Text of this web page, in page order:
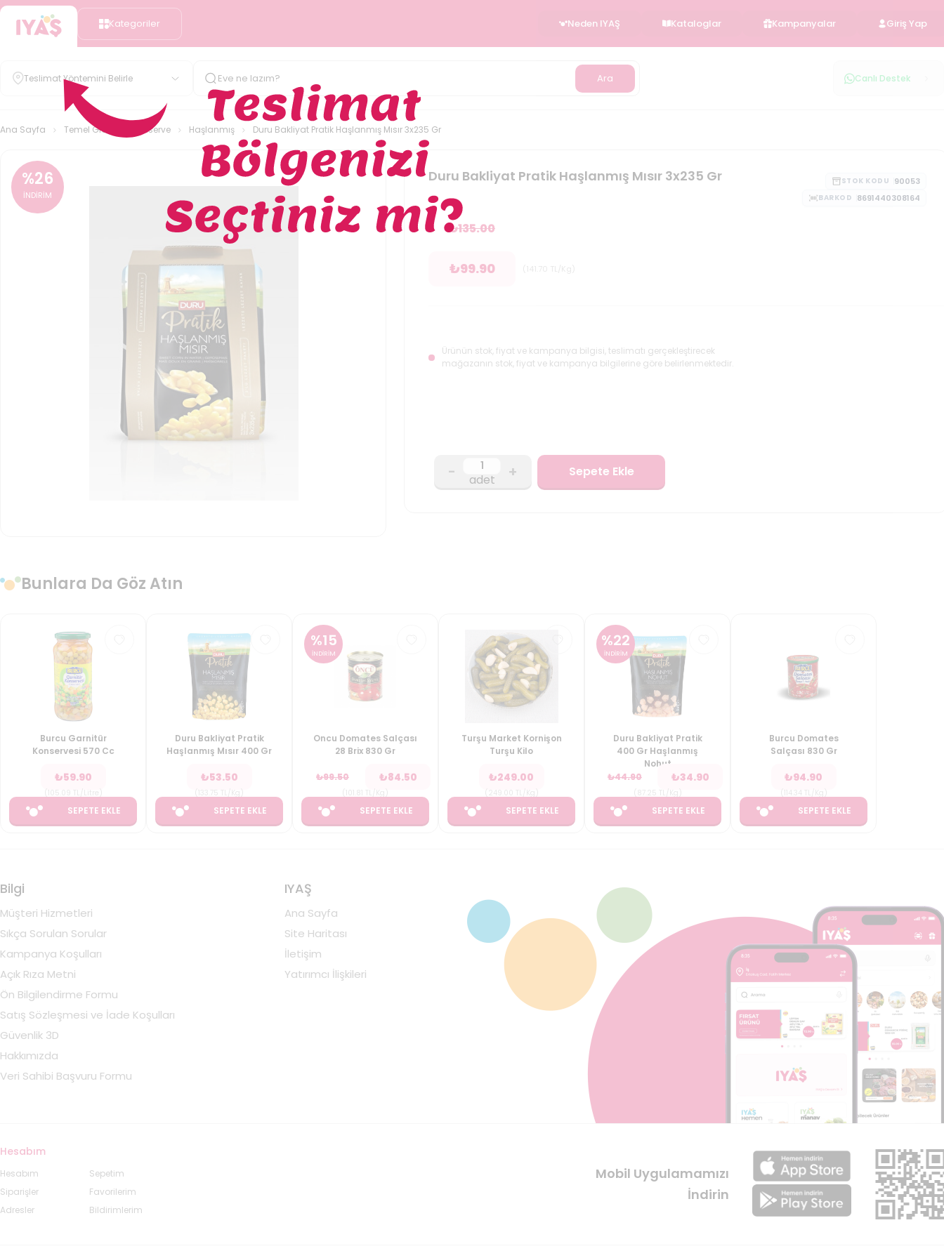
Kategoriler Neden IYAŞ Kataloglar Kampanyalar Giriş Yap
Teslimat Yöntemini Belirle Ara Canlı Destek
Ana Sayfa Temel Gıda Konserve Haşlanmış Duru Bakliyat Pratik Haşlanmış Mısır 3x235 Gr
%26
İNDİRİM
Duru Bakliyat Pratik Haşlanmış Mısır 3x235 Gr STOK KODU 90053
BARKOD 8691440308164
₺135.00
₺99.90
Ürünün stok, fiyat ve kampanya bilgisi, teslimatı gerçekleştirecek
mağazanın stok, fiyat ve kampanya bilgilerine göre belirlenmektedir.
- adet + Sepete Ekle
Bunlara Da Göz Atın
Burcu Garnitür
Konservesi 570 Cc
₺59.90
SEPETE EKLE
Duru Bakliyat Pratik
Haşlanmış Mısır 400 Gr
₺53.50
SEPETE EKLE
%15
İNDİRİM
Oncu Domates Salçası
28 Brix 830 Gr
₺99.50 ₺84.50
SEPETE EKLE
Turşu Market Kornişon
Turşu Kilo
₺249.00
SEPETE EKLE
%22
İNDİRİM
Duru Bakliyat Pratik
400 Gr Haşlanmış
Nohut
₺44.90 ₺34.90
SEPETE EKLE
Burcu Domates
Salçası 830 Gr
₺94.90
SEPETE EKLE
Bilgi
Müşteri Hizmetleri
Sıkça Sorulan Sorular
Kampanya Koşulları
Açık Rıza Metni
Ön Bilgilendirme Formu
Satış Sözleşmesi ve İade Koşulları
Güvenlik 3D
Hakkımızda
Veri Sahibi Başvuru Formu
IYAŞ
Ana Sayfa
Site Haritası
İletişim
Yatırımcı İlişkileri
Hesabım
Hesabım
Siparişler
Adresler
Sepetim
Favorilerim
Bildirimlerim
Mobil Uygulamamızı
İndirin